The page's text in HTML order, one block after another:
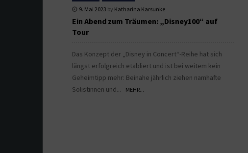
9. Mai 2023 by Katharina Karsunke
Ein Abend zum Träumen: „Disney100“ auf
Tour
Das Konzept der „Disney in Concert“-Reihe hat sich
längst erfolgreich etabliert und ist bei weitem kein
Geheimtipp mehr: Beinahe jährlich ziehen namhafte
Solistinnen und...
MEHR...